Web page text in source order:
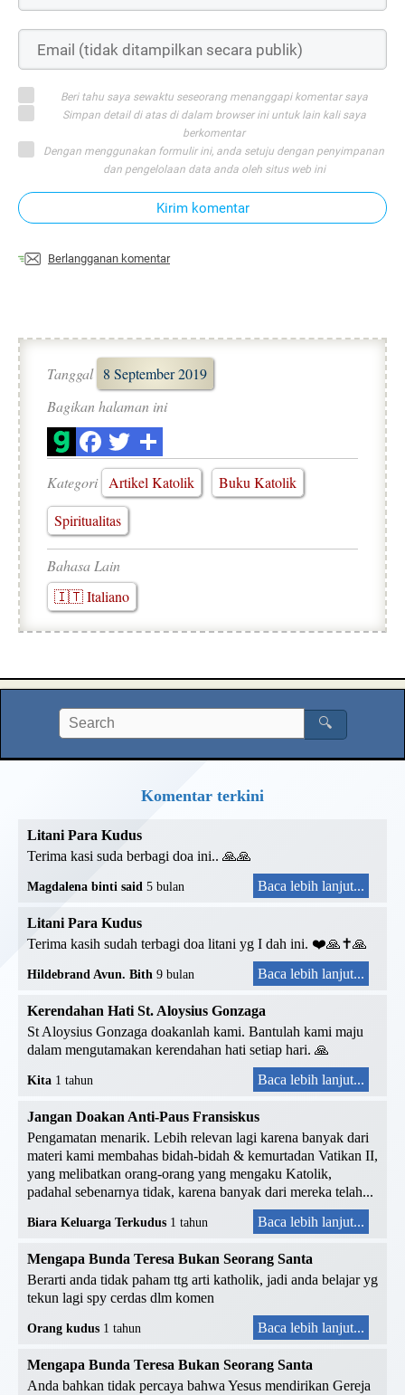
Beri tahu saya sewaktu seseorang menanggapi komentar saya
Simpan detail di atas di dalam browser ini untuk lain kali saya
berkomentar
Dengan menggunakan formulir ini, anda setuju dengan penyimpanan
dan pengelolaan data anda oleh situs web ini
Kirim komentar
Berlangganan komentar
Tanggal 8 September 2019
Bagikan halaman ini
Kategori Artikel Katolik
Buku Katolik
Spiritualitas
Bahasa Lain
🇮🇹 Italiano
🔍
Komentar terkini
Litani Para Kudus
Terima kasi suda berbagi doa ini.. 🙏🙏
Magdalena binti said 5 bulan Baca lebih lanjut...
Litani Para Kudus
Terima kasih sudah terbagi doa litani yg I dah ini. ❤️🙏✝️🙏
Hildebrand Avun. Bith 9 bulan Baca lebih lanjut...
Kerendahan Hati St. Aloysius Gonzaga
St Aloysius Gonzaga doakanlah kami. Bantulah kami maju
dalam mengutamakan kerendahan hati setiap hari. 🙏
Kita 1 tahun Baca lebih lanjut...
Jangan Doakan Anti-Paus Fransiskus
Pengamatan menarik. Lebih relevan lagi karena banyak dari
materi kami membahas bidah-bidah & kemurtadan Vatikan II,
yang melibatkan orang-orang yang mengaku Katolik,
padahal sebenarnya tidak, karena banyak dari mereka telah...
Biara Keluarga Terkudus 1 tahun Baca lebih lanjut...
Mengapa Bunda Teresa Bukan Seorang Santa
Berarti anda tidak paham ttg arti katholik, jadi anda belajar yg
tekun lagi spy cerdas dlm komen
Orang kudus 1 tahun Baca lebih lanjut...
Mengapa Bunda Teresa Bukan Seorang Santa
Anda bahkan tidak percaya bahwa Yesus mendirikan Gereja